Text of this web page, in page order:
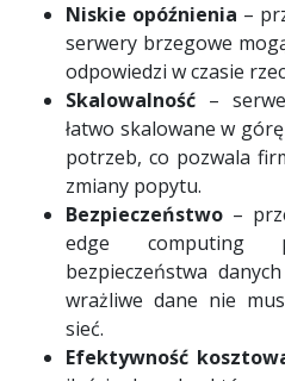
Niskie opóźnienia –
serwery brzegowe
odpowiedzi w czasie
Skalowalność –
łatwo skalowane w
potrzeb, co pozwala
zmiany popytu.
Bezpieczeństwo –
edge computing
bezpieczeństwa
wrażliwe dane nie
sieć.
Efektywność